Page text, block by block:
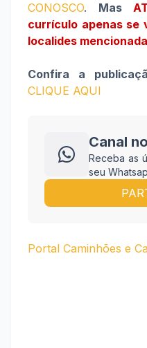
CONOSCO. Mas
currículo apenas se
localides
Confira a
CLIQUE AQUI
Canal
Receba as
seu
Portal Caminhões e